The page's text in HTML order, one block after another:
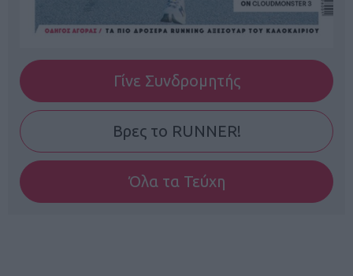
Γίνε Συνδρομητής
Βρες το RUNNER!
Όλα τα Τεύχη